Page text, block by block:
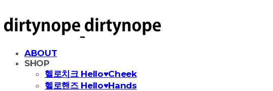
ABOUT
SHOP
헬로치크 Hello♥Cheek
헬로핸즈 Hello♥Hands